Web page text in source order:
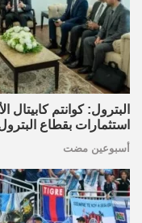
البترول: كوانتم
استثمارات بقطاع
أسبوعين مضت